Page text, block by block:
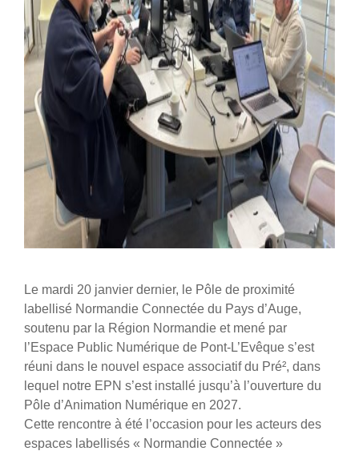
Le mardi 20 janvier dernier, le Pôle de proximité
labellisé Normandie Connectée du Pays d’Auge,
soutenu par la Région Normandie et mené par
l’Espace Public Numérique de Pont-L’Evêque s’est
réuni dans le nouvel espace associatif du Pré², dans
lequel notre EPN s’est installé jusqu’à l’ouverture du
Pôle d’Animation Numérique en 2027.
Cette rencontre à été l’occasion pour les acteurs des
espaces labellisés « Normandie Connectée »